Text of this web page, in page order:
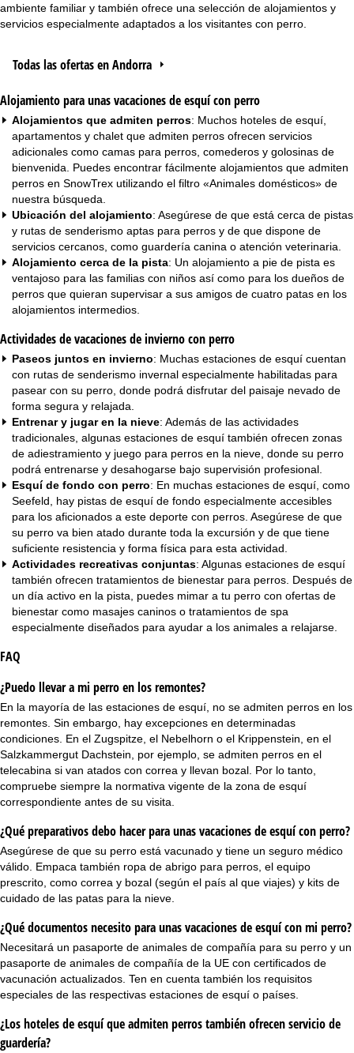
ambiente familiar y también ofrece una selección de alojamientos y
servicios especialmente adaptados a los visitantes con perro.
Todas las ofertas en Andorra
Alojamiento para unas vacaciones de esquí con perro
Alojamientos que admiten perros: Muchos hoteles de esquí,
apartamentos y chalet que admiten perros ofrecen servicios
adicionales como camas para perros, comederos y golosinas de
bienvenida. Puedes encontrar fácilmente alojamientos que admiten
perros en SnowTrex utilizando el filtro «Animales domésticos» de
nuestra búsqueda.
Ubicación del alojamiento: Asegúrese de que está cerca de pistas
y rutas de senderismo aptas para perros y de que dispone de
servicios cercanos, como guardería canina o atención veterinaria.
Alojamiento cerca de la pista: Un alojamiento a pie de pista es
ventajoso para las familias con niños así como para los dueños de
perros que quieran supervisar a sus amigos de cuatro patas en los
alojamientos intermedios.
Actividades de vacaciones de invierno con perro
Paseos juntos en invierno: Muchas estaciones de esquí cuentan
con rutas de senderismo invernal especialmente habilitadas para
pasear con su perro, donde podrá disfrutar del paisaje nevado de
forma segura y relajada.
Entrenar y jugar en la nieve: Además de las actividades
tradicionales, algunas estaciones de esquí también ofrecen zonas
de adiestramiento y juego para perros en la nieve, donde su perro
podrá entrenarse y desahogarse bajo supervisión profesional.
Esquí de fondo con perro: En muchas estaciones de esquí, como
Seefeld, hay pistas de esquí de fondo especialmente accesibles
para los aficionados a este deporte con perros. Asegúrese de que
su perro va bien atado durante toda la excursión y de que tiene
suficiente resistencia y forma física para esta actividad.
Actividades recreativas conjuntas: Algunas estaciones de esquí
también ofrecen tratamientos de bienestar para perros. Después de
un día activo en la pista, puedes mimar a tu perro con ofertas de
bienestar como masajes caninos o tratamientos de spa
especialmente diseñados para ayudar a los animales a relajarse.
FAQ
¿Puedo llevar a mi perro en los remontes?
En la mayoría de las estaciones de esquí, no se admiten perros en los
remontes. Sin embargo, hay excepciones en determinadas
condiciones. En el Zugspitze, el Nebelhorn o el Krippenstein, en el
Salzkammergut Dachstein, por ejemplo, se admiten perros en el
telecabina si van atados con correa y llevan bozal. Por lo tanto,
compruebe siempre la normativa vigente de la zona de esquí
correspondiente antes de su visita.
¿Qué preparativos debo hacer para unas vacaciones de esquí con perro?
Asegúrese de que su perro está vacunado y tiene un seguro médico
válido. Empaca también ropa de abrigo para perros, el equipo
prescrito, como correa y bozal (según el país al que viajes) y kits de
cuidado de las patas para la nieve.
¿Qué documentos necesito para unas vacaciones de esquí con mi perro?
Necesitará un pasaporte de animales de compañía para su perro y un
pasaporte de animales de compañía de la UE con certificados de
vacunación actualizados. Ten en cuenta también los requisitos
especiales de las respectivas estaciones de esquí o países.
¿Los hoteles de esquí que admiten perros también ofrecen servicio de
guardería?